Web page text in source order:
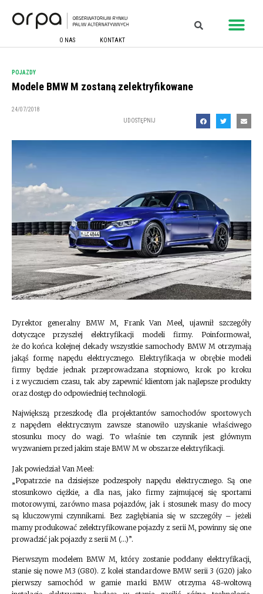
O NAS KONTAKT
POJAZDY
Modele BMW M zostaną zelektryfikowane
24/07/2018
UDOSTĘPNIJ
Dyrektor generalny BMW M, Frank Van Meel, ujawnił szczegóły
dotyczące przyszłej elektryfikacji modeli firmy. Poinformował,
że do końca kolejnej dekady wszystkie samochody BMW M otrzymają
jakąś formę napędu elektrycznego. Elektryfikacja w obrębie modeli
firmy będzie jednak przeprowadzana stopniowo, krok po kroku
i z wyczuciem czasu, tak aby zapewnić klientom jak najlepsze produkty
oraz dostęp do odpowiedniej technologii.
Największą przeszkodę dla projektantów samochodów sportowych
z napędem elektrycznym zawsze stanowiło uzyskanie właściwego
stosunku mocy do wagi. To właśnie ten czynnik jest głównym
wyzwaniem przed jakim staje BMW M w obszarze elektryfikacji.
Jak powiedział Van Meel:
„Popatrzcie na dzisiejsze podzespoły napędu elektrycznego. Są one
stosunkowo ciężkie, a dla nas, jako firmy zajmującej się sportami
motorowymi, zarówno masa pojazdów, jak i stosunek masy do mocy
są kluczowymi czynnikami. Bez zagłębiania się w szczegóły – jeżeli
mamy produkować zelektryfikowane pojazdy z serii M, powinny się one
prowadzić jak pojazdy z serii M (…)”.
Pierwszym modelem BMW M, który zostanie poddany elektryfikacji,
stanie się nowe M3 (G80). Z kolei standardowe BMW serii 3 (G20) jako
pierwszy samochód w gamie marki BMW otrzyma 48-woltową